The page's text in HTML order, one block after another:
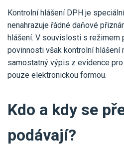
Účetní a
Ceník a
One Stop
Všechny
Ceník účetních
Pro firmy
Pro živnostníky
Pro spolky
VYZKOUŠET
Kontrolní hlášení DPH je
nenahrazuje řádné daňové
hlášení. V souvislosti s režimem
povinnosti však kontrolní hlášení
samostatný výpis z evidence
pouze elektronickou formou.
Kdo a kdy se
podávají?